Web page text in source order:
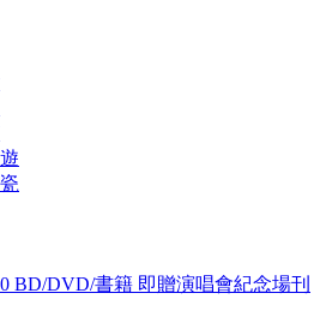
BD/DVD/書籍 即贈演唱會紀念場刊